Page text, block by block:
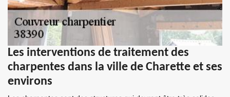
Les interventions de traitement des
charpentes dans la ville de Charette et ses
environs